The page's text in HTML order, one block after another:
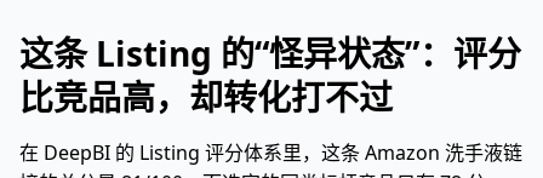
这条 Listing 的“怪异状态”：评分
比竞品高，却转化打不过
在 DeepBI 的 Listing 评分体系里，这条 Amazon 洗手液链